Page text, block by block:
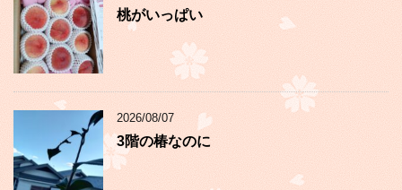
桃がいっぱい
2026/08/07
3階の椿なのに